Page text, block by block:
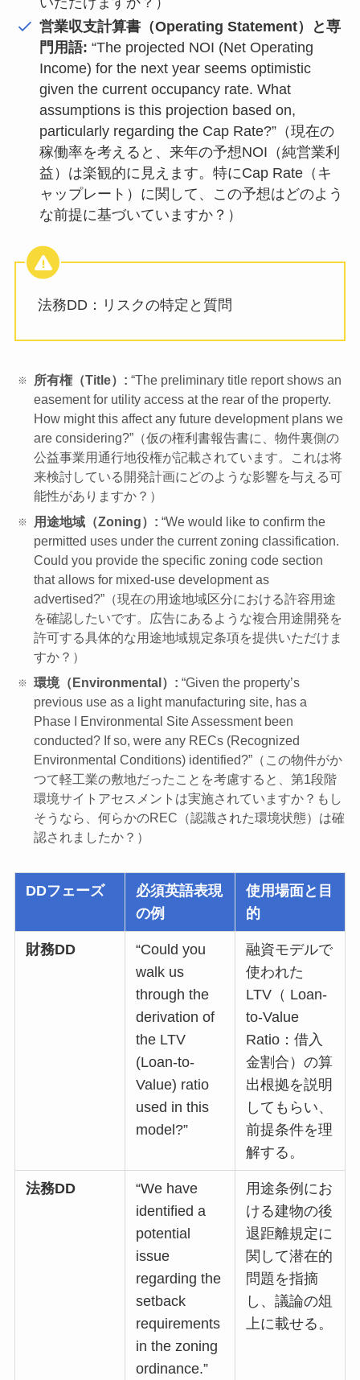
営業収支計算書（Operating Statement）と専
門用語: “The projected NOI (Net Operating
Income) for the next year seems optimistic
given the current occupancy rate. What
assumptions is this projection based on,
particularly regarding the Cap Rate?”（現在の
稼働率を考えると、来年の予想NOI（純営業利
益）は楽観的に見えます。特にCap Rate（キ
ャップレート）に関して、この予想はどのよう
な前提に基づいていますか？）
法務DD：リスクの特定と質問
所有権（Title）: “The preliminary title report shows an
easement for utility access at the rear of the property.
How might this affect any future development plans we
are considering?”（仮の権利書報告書に、物件裏側の
公益事業用通行地役権が記載されています。これは将
来検討している開発計画にどのような影響を与える可
能性がありますか？）
用途地域（Zoning）: “We would like to confirm the
permitted uses under the current zoning classification.
Could you provide the specific zoning code section
that allows for mixed-use development as
advertised?”（現在の用途地域区分における許容用途
を確認したいです。広告にあるような複合用途開発を
許可する具体的な用途地域規定条項を提供いただけま
すか？）
環境（Environmental）: “Given the property’s
previous use as a light manufacturing site, has a
Phase I Environmental Site Assessment been
conducted? If so, were any RECs (Recognized
Environmental Conditions) identified?”（この物件がか
つて軽工業の敷地だったことを考慮すると、第1段階
環境サイトアセスメントは実施されていますか？もし
そうなら、何らかのREC（認識された環境状態）は確
認されましたか？）
DDフェーズ
必須英語表現
の例
使用場面と目
的
財務DD
“Could you
walk us
through the
derivation of
the LTV
(Loan-to-
Value) ratio
used in this
model?”
融資モデルで
使われた
LTV（ Loan-
to-Value
Ratio：借入
金割合）の算
出根拠を説明
してもらい、
前提条件を理
解する。
法務DD
“We have
identified a
potential
issue
regarding the
setback
requirements
in the zoning
ordinance.”
用途条例にお
ける建物の後
退距離規定に
関して潜在的
問題を指摘
し、議論の俎
上に載せる。